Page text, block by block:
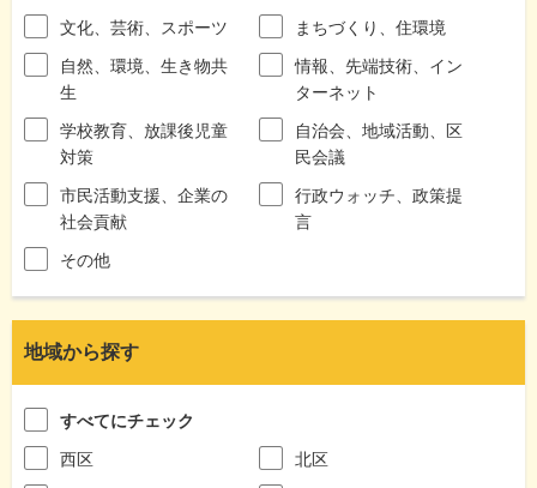
文化、芸術、スポーツ
まちづくり、住環境
自然、環境、生き物共
生
情報、先端技術、イン
ターネット
学校教育、放課後児童
対策
自治会、地域活動、区
民会議
市民活動支援、企業の
社会貢献
行政ウォッチ、政策提
言
その他
地域から探す
すべてにチェック
西区
北区